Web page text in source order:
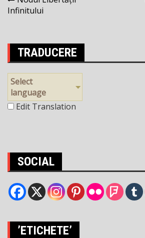
în
Infinitului
TRADUCERE
Select
language
Edit Translation
SOCIAL
’ETICHETE’